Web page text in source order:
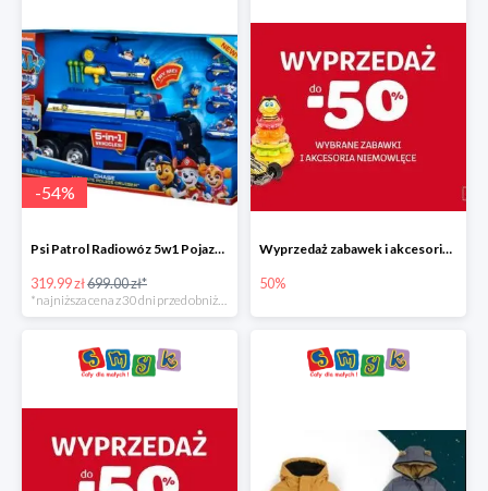
-54%
Psi Patrol Radiowóz 5w1 Pojazd ratunkowy z figurką Chase'a
319.99 zł699.00 zł*
Wyprzedaż zabawek i akcesoriów niemowlęcych w Smyku do -50%
50%